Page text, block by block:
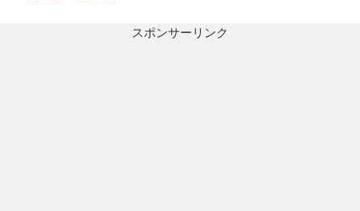
スポンサーリンク